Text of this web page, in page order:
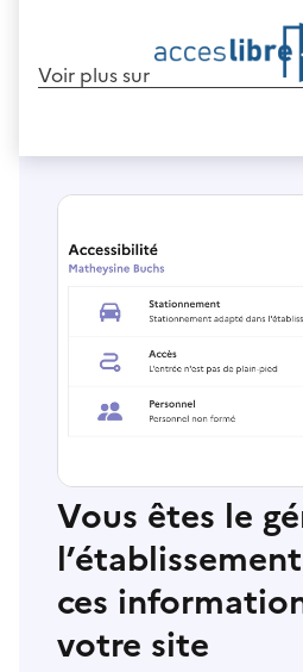
Voir plus sur
Vous êtes le
ces
votre site